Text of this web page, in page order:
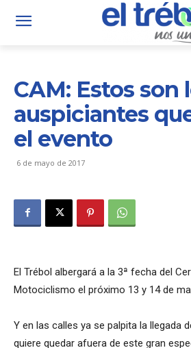
CAM: Estos son
auspiciantes
el evento
6 de mayo de 2017
El Trébol albergará a la 3ª fecha del
Motociclismo el próximo 13 y 14 de
Y en las calles ya se palpita la llegada
quiere quedar afuera de este gran